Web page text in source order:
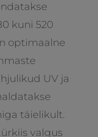
kuni 520
optimaalne
UV ja
täielikult.
valgus